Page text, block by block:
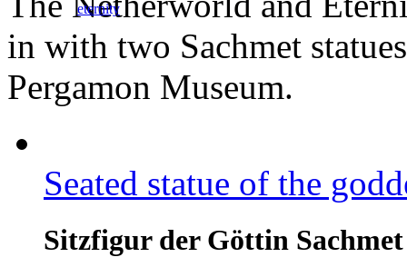
eternity
in with two Sachmet
Pergamon Museum.
Seated statue of the
Sitzfigur der Göttin Sachmet